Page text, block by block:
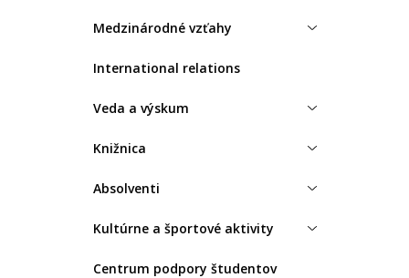
Medzinárodné vzťahy
International relations
Veda a výskum
Knižnica
Absolventi
Kultúrne a športové aktivity
Centrum podpory študentov